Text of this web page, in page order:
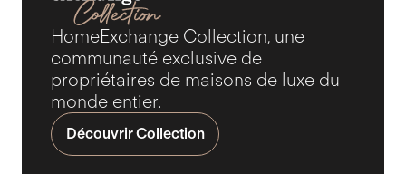
HomeExchange Collection, une
communauté exclusive de
propriétaires de maisons de luxe du
monde entier.
Découvrir Collection